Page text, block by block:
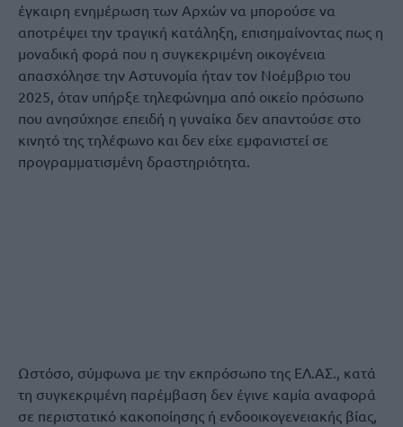
έγκαιρη ενημέρωση των Αρχών να μπορούσε να
αποτρέψει την τραγική κατάληξη, επισημαίνοντας πως η
μοναδική φορά που η συγκεκριμένη οικογένεια
απασχόλησε την Αστυνομία ήταν τον Νοέμβριο του
2025, όταν υπήρξε τηλεφώνημα από οικείο πρόσωπο
που ανησύχησε επειδή η γυναίκα δεν απαντούσε στο
κινητό της τηλέφωνο και δεν είχε εμφανιστεί σε
προγραμματισμένη δραστηριότητα.
Ωστόσο, σύμφωνα με την εκπρόσωπο της ΕΛ.ΑΣ., κατά
τη συγκεκριμένη παρέμβαση δεν έγινε καμία αναφορά
σε περιστατικό κακοποίησης ή ενδοοικογενειακής βίας,